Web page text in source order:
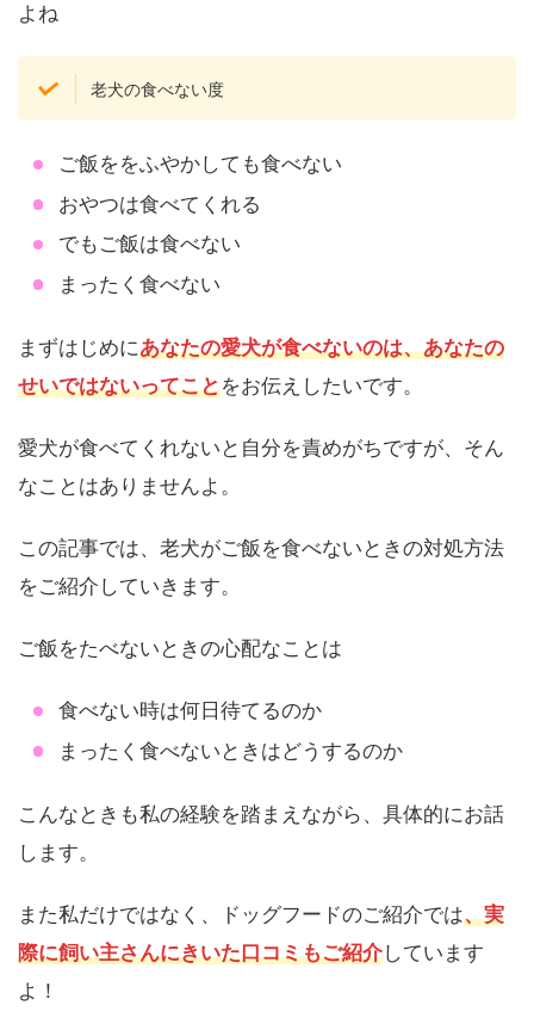
よね
老犬の食べない度
ご飯ををふやかしても食べない
おやつは食べてくれる
でもご飯は食べない
まったく食べない
まずはじめにあなたの愛犬が食べないのは、あなたの
せいではないってことをお伝えしたいです。
愛犬が食べてくれないと自分を責めがちですが、そん
なことはありませんよ。
この記事では、老犬がご飯を食べないときの対処方法
をご紹介していきます。
ご飯をたべないときの心配なことは
食べない時は何日待てるのか
まったく食べないときはどうするのか
こんなときも私の経験を踏まえながら、具体的にお話
します。
また私だけではなく、ドッグフードのご紹介では、実
際に飼い主さんにきいた口コミもご紹介しています
よ！